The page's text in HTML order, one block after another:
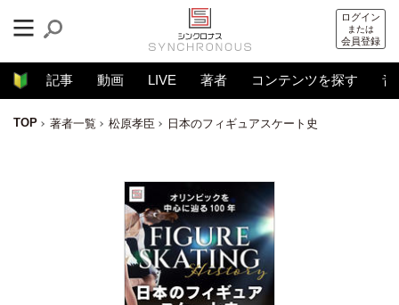
ログイン
または
会員登録
記事 動画 LIVE 著者 コンテンツを探す 音
TOP 著者一覧 松原孝臣 日本のフィギュアスケート史